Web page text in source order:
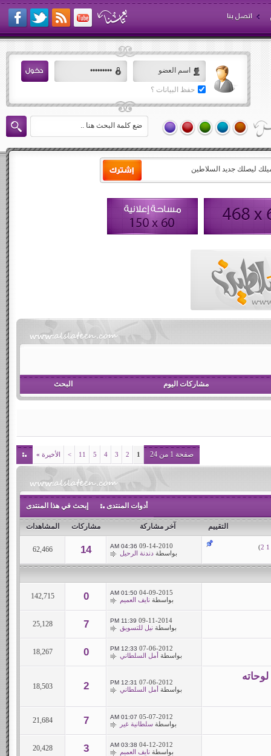
اتصل بنا
حفظ البيانات ؟
مشاركات اليوم البحث
صفحة 1 من 24 1
2
3
4
5
11
> الأخيرة »
أدوات المنتدى إبحث في هذا المنتدى
التقييم آخر مشاركة مشاركات المشاهدات
1
2
)
09-14-2010
04:36 AM
بواسطة دندنة الرحيل 14
62,466
04-09-2015
01:50 AM
بواسطة نايف العميم 0
142,715
09-11-2014
11:39 PM
بواسطة نيل للتسويق 7
25,128
07-06-2012
12:33 PM
بواسطة أمل السلطاني 0
18,267
07-06-2012
12:31 PM
بواسطة أمل السلطاني 2
18,503
05-07-2012
01:07 AM
بواسطة سلطانية غير 7
21,684
04-12-2012
03:38 AM
بواسطة نايف العميم 3
20,428